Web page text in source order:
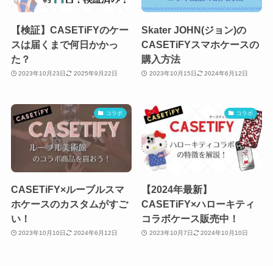
【検証】CASETiFYのケー
スは届くまで何日かかっ
た？
2023年10月23日 2025年9月22日
Skater JOHN(ジョン)の
CASETiFYスマホケースの
購入方法
2023年10月15日 2024年6月12日
コラボ
CASETiFY×ルーブルスマ
ホケースのカスタムがすご
い！
2023年10月10日 2024年6月12日
コラボ
【2024年最新】
CASETiFY×ハローキティ
コラボケース販売中！
2023年10月7日 2024年10月10日